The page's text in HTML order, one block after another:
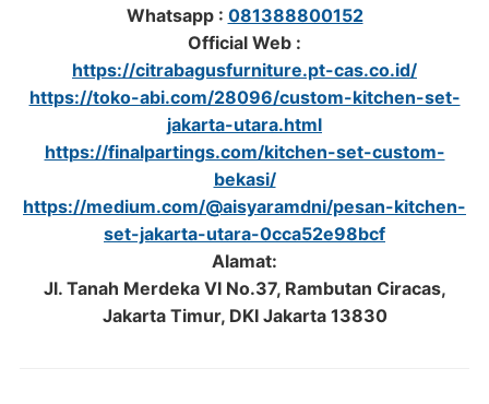
Whatsapp : 081388800152
Official Web :
https://citrabagusfurniture.pt-cas.co.id/
https://toko-abi.com/28096/custom-kitchen-set-
jakarta-utara.html
https://finalpartings.com/kitchen-set-custom-
bekasi/
https://medium.com/@aisyaramdni/pesan-kitchen-
set-jakarta-utara-0cca52e98bcf
Alamat:
Jl. Tanah Merdeka VI No.37, Rambutan Ciracas,
Jakarta Timur, DKI Jakarta 13830